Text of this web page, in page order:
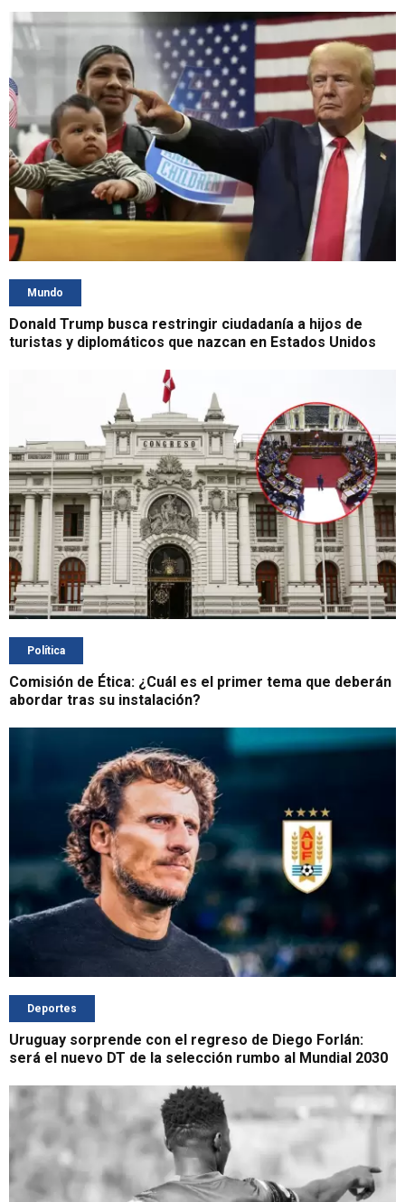
Mundo
Donald Trump busca restringir ciudadanía a hijos de
turistas y diplomáticos que nazcan en Estados Unidos
Política
Comisión de Ética: ¿Cuál es el primer tema que deberán
abordar tras su instalación?
Deportes
Uruguay sorprende con el regreso de Diego Forlán:
será el nuevo DT de la selección rumbo al Mundial 2030